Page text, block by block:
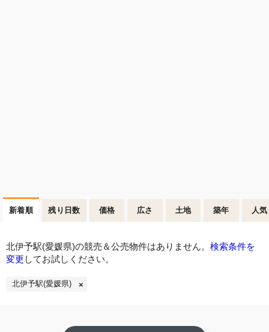
新着順 残り日数 価格 広さ 土地 築年 人気
北伊予駅(愛媛県)の競売＆公売物件はありません。 検索条件を
変更 してお試しください。
北伊予駅(愛媛県)